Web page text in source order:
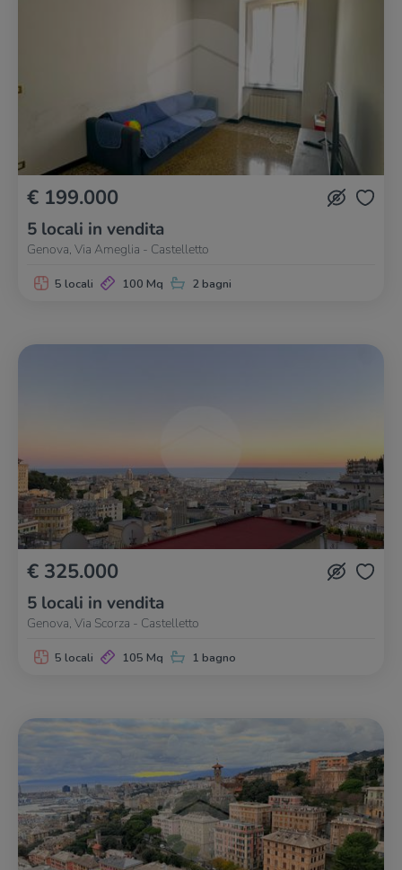
€ 199.000
5 locali in vendita
Genova, Via Ameglia - Castelletto
5 locali 100 Mq 2 bagni
€ 325.000
5 locali in vendita
Genova, Via Scorza - Castelletto
5 locali 105 Mq 1 bagno